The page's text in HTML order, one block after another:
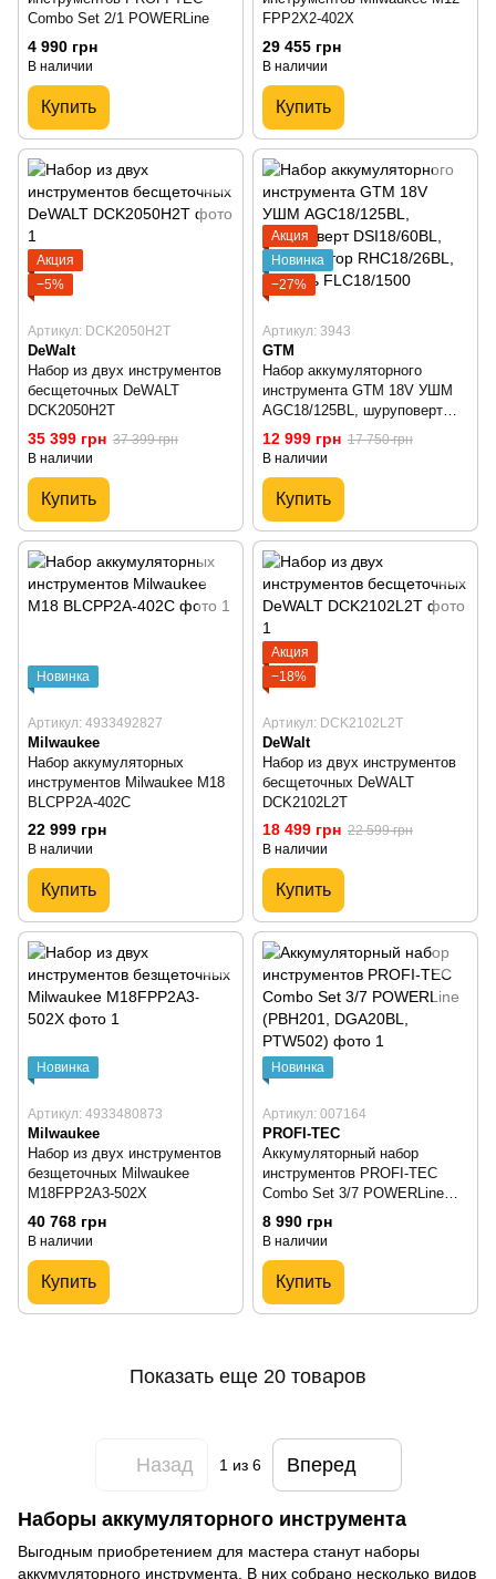
Combo Set 2/1 POWERLine
4 990 грн
В наличии
Купить
FPP2X2-402X
29 455 грн
В наличии
Купить
Акция
−5%
Артикул: DCK2050H2T
DeWalt
Набор из двух инструментов
бесщеточных DeWALT
DCK2050H2T
35 399 грн 37 399 грн
В наличии
Купить
Акция
Новинка
−27%
Артикул: 3943
GTM
Набор аккумуляторного
инструмента GTM 18V УШМ
AGC18/125BL, шуруповерт
DSI18/60BL, перфоратор
RHC18/26BL, фонарь
12 999 грн 17 750 грн
В наличии
Купить
Новинка
Артикул: 4933492827
Milwaukee
Набор аккумуляторных
инструментов Milwaukee M18
BLCPP2A-402C
22 999 грн
В наличии
Купить
Акция
−18%
Артикул: DCK2102L2T
DeWalt
Набор из двух инструментов
бесщеточных DeWALT
DCK2102L2T
18 499 грн 22 599 грн
В наличии
Купить
Новинка
Артикул: 4933480873
Milwaukee
Набор из двух инструментов
безщеточных Milwaukee
M18FPP2A3-502X
40 768 грн
В наличии
Купить
Новинка
Артикул: 007164
PROFI-TEC
Аккумуляторный набор
инструментов PROFI-TEC
Combo Set 3/7 POWERLine
(PBH201, DGA20BL, PTW502)
8 990 грн
В наличии
Купить
Показать еще 20 товаров
Назад 1 из 6 Вперед
Наборы аккумуляторного инструмента
Выгодным приобретением для мастера станут наборы
аккумуляторного инструмента. В них собрано несколько видов